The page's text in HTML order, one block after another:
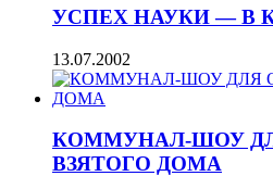
УСПЕХ НАУКИ — В
13.07.2002
КОММУНАЛ-ШОУ
ВЗЯТОГО ДОМА